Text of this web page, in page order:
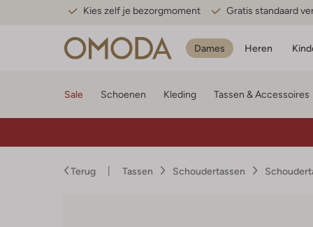
Kies zelf je bezorgmoment Gratis standaard
Dames Heren
Sale Schoenen Kleding Tassen & Accessoires
Terug Tassen Schoudertassen